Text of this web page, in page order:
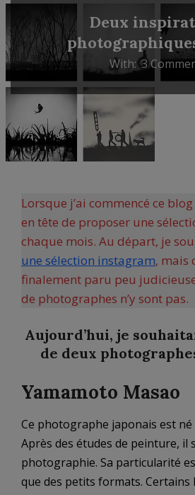
Deux
With: 3
Lorsque j’ai commencé ce
en tête de proposer une
chaque mois. Au départ, je
une sélection instagram, mais
finalement paru peu
de photographes n’y sont pas.
Aujourd’hui, je
de deux
Yamamoto Masao
Ce photographe japonais est né
Après des études de peinture, il
photographie. Sa particularité
que des petits formats. Certains